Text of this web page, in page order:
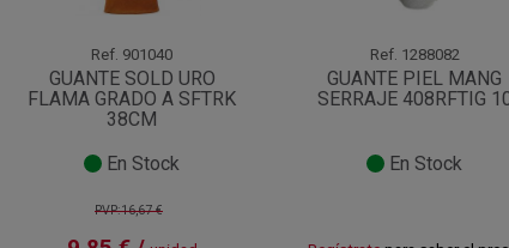
Ref. 901040
GUANTE SOLD URO
FLAMA GRADO A SFTRK
38CM
En Stock
PVP:16,67 €
Ref. 1288082
GUANTE PIEL MANG
SERRAJE 408RFTIG
En Stock